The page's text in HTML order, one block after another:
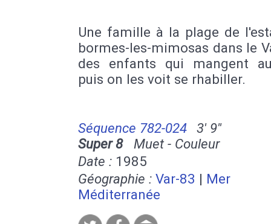
Une famille à la plage de
bormes-les-mimosas dans le
des enfants qui mangent
puis on les voit se rhabiller.
Séquence 782-024
3' 9''
Super 8Muet - Couleur
Date : 1985
Géographie : Var-83 | Mer
Méditerranée